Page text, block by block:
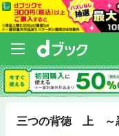
三つの背徳 上 ～